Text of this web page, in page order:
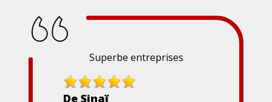
Superbe entreprises
De Sinaï